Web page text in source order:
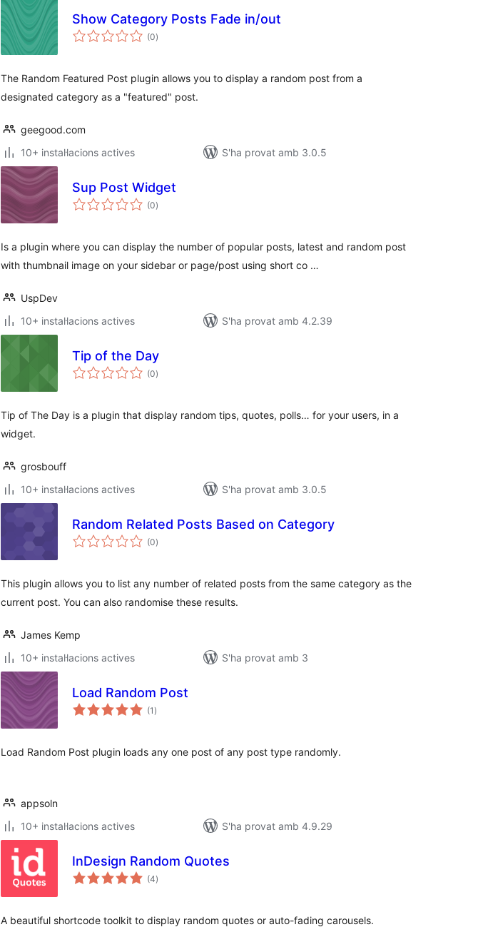
Show Category Posts Fade in/out
(0puntuacions
totals
)
The Random Featured Post plugin allows you to display a random post from a
designated category as a "featured" post.
geegood.com
10+ instal·lacions actives
S'ha provat amb 3.0.5
Sup Post Widget
(0puntuacions
totals
)
Is a plugin where you can display the number of popular posts, latest and random post
with thumbnail image on your sidebar or page/post using short co …
UspDev
10+ instal·lacions actives
S'ha provat amb 4.2.39
Tip of the Day
(0puntuacions
totals
)
Tip of The Day is a plugin that display random tips, quotes, polls… for your users, in a
widget.
grosbouff
10+ instal·lacions actives
S'ha provat amb 3.0.5
Random Related Posts Based on Category
(0puntuacions
totals
)
This plugin allows you to list any number of related posts from the same category as the
current post. You can also randomise these results.
James Kemp
10+ instal·lacions actives
S'ha provat amb 3
Load Random Post
(1 puntuacions
totals
)
Load Random Post plugin loads any one post of any post type randomly.
appsoln
10+ instal·lacions actives
S'ha provat amb 4.9.29
InDesign Random Quotes
(4puntuacions
totals
)
A beautiful shortcode toolkit to display random quotes or auto-fading carousels.